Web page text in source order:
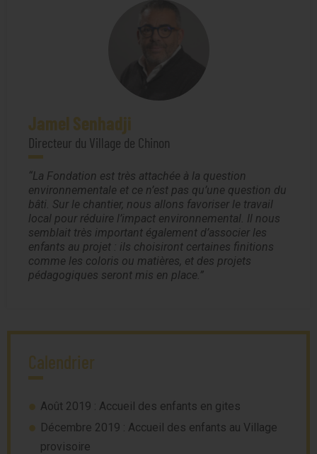
Jamel Senhadji
Directeur du Village de Chinon
La Fondation est très attachée à la question
environnementale et ce n’est pas qu’une question du
bâti. Sur le chantier, nous allons favoriser le travail
local pour réduire l’impact environnemental. Il nous
semblait très important également d’associer les
enfants au projet : ils choisiront certaines finitions
comme les coloris ou matières, et des projets
pédagogiques seront mis en place.
Calendrier
Août 2019 : Accueil des enfants en gites
Décembre 2019 : Accueil des enfants au Village
provisoire